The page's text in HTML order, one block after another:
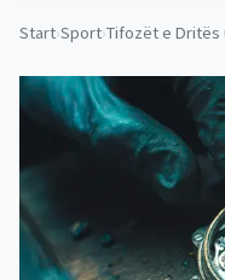
Start›Sport›Tifozët e